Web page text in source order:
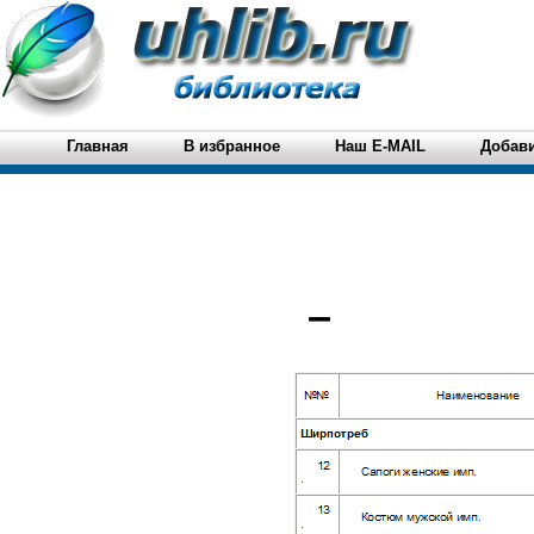
Главная В избранное Наш E-MAIL
–